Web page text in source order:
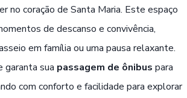
no coração de Santa Maria. Este espaço
de descanso e convivência,
em família ou uma pausa relaxante.
garanta sua passagem de ônibus para
com conforto e facilidade para explorar